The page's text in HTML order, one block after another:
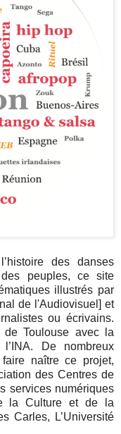
des danses
peuples, ce site
illustrés par
de l'Audiovisuel] et
ou écrivains.
Toulouse avec la
De nombreux
naître ce projet,
des Centres de
services numériques
la Culture et de la
Carles, L’Université